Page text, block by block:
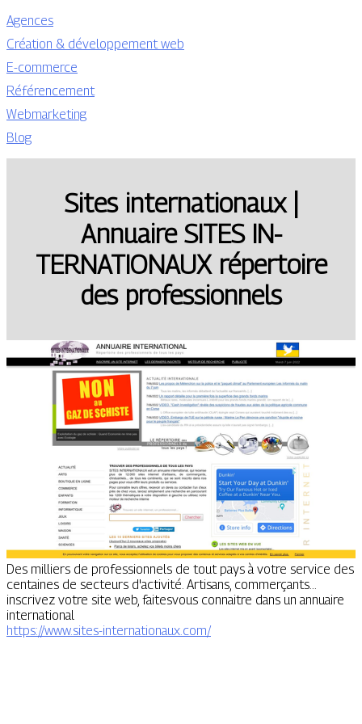
Agences
Création & développement web
E-commerce
Référencement
Webmarketing
Blog
Sites in­ter­natio­naux |
Annuaire SITES IN­
TERNATIONAUX répertoire
des profes­sion­nels
Des milliers de professionnels de tout pays à votre service des
centaines de secteurs d'activité. Artisans, commerçants...
inscrivez votre site web, faitesvous connaitre dans un annuaire
international
https://www.sites-internationaux.com/